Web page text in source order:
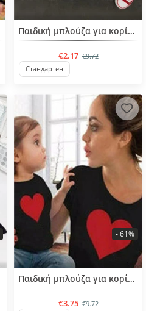
BESTSELLERΠαιδική μπλούζα για κορίτσια από 4 έως 6 ετών
€2.17 €9.72
Стандартен
BESTSELLERΠαιδική μπλούζα για κορίτσια από 4 έως 6 ετών
€3.75 €9.72
- 61%